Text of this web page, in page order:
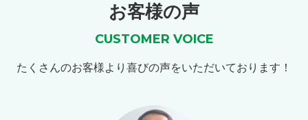
お客様の声
CUSTOMER VOICE
たくさんのお客様より喜びの声をいただいております！